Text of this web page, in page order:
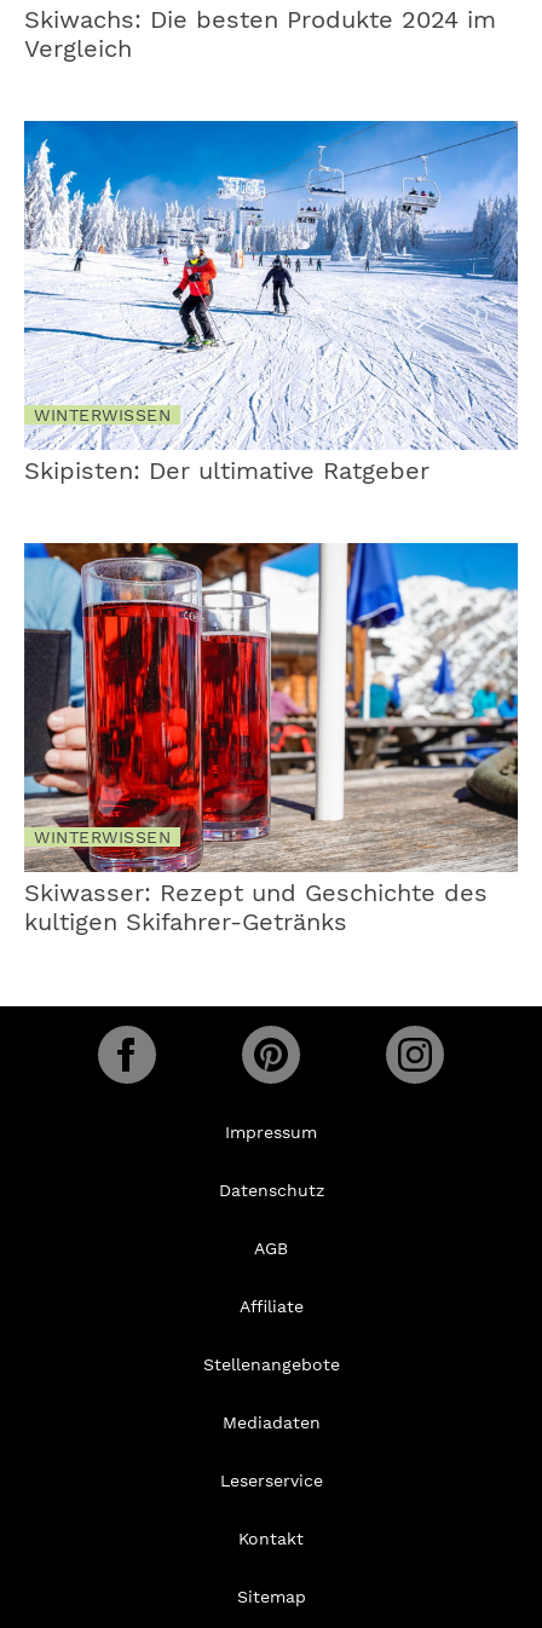
Skiwachs: Die besten Produkte 2024 im
Vergleich
WINTERWISSEN
Skipisten: Der ultimative Ratgeber
WINTERWISSEN
Skiwasser: Rezept und Geschichte des
kultigen Skifahrer-Getränks
Impressum
Datenschutz
AGB
Affiliate
Stellenangebote
Mediadaten
Leserservice
Kontakt
Sitemap